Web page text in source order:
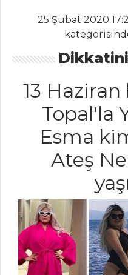
İçecekler Tüm
Tarifleri
Meksika Usulü
Mısır
Bat
Zeytinyağlı
Bakla Ezmesi
Mezeler Tüm
Tarifleri
PASTA VE
TATLILAR
25 Şubat 2020
13 Haziran
Topal'la
Esma
Ateş